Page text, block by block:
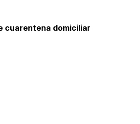
cuarentena domiciliar